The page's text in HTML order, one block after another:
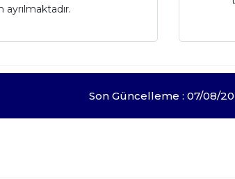
Son Güncelleme : 07/08/